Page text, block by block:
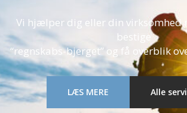
Vi hjælper dig eller din virksomhed
bestige
“regnskabs-bjerget” og få overblik
LÆS MERE Alle